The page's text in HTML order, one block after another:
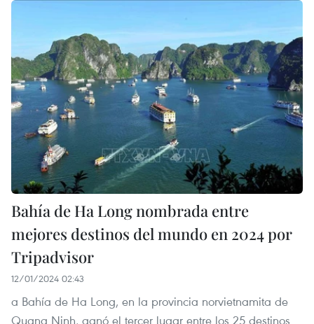
Bahía de Ha Long nombrada entre
mejores destinos del mundo en 2024 por
Tripadvisor
12/01/2024 02:43
a Bahía de Ha Long, en la provincia norvietnamita de
Quang Ninh, ganó el tercer lugar entre los 25 destinos